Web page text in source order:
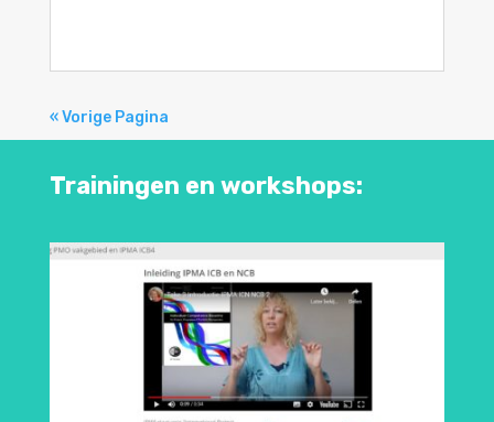
« Vorige Pagina
Trainingen en workshops: